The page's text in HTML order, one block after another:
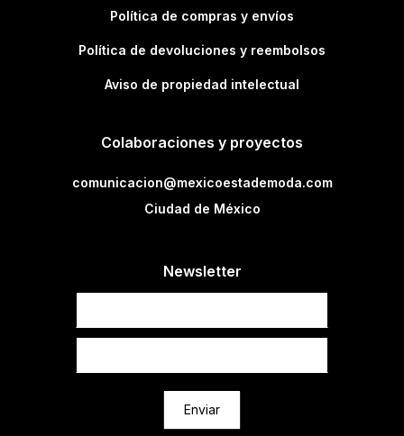
Política de compras y envíos
Política de devoluciones y reembolsos
Aviso de propiedad intelectual
Colaboraciones y proyectos
comunicacion@mexicoestademoda.com
Ciudad de México
Newsletter
Enviar